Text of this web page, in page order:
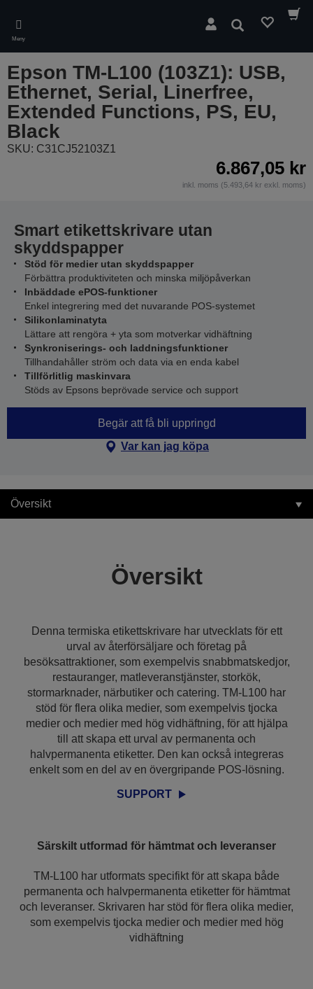
main
content
Meny
Sök
Epson TM-L100 (103Z1): USB,
Ethernet, Serial, Linerfree,
Extended Functions, PS, EU,
Black
SKU: C31CJ52103Z1
6.867,05 kr
inkl. moms (5.493,64 kr exkl. moms)
Smart etikettskrivare utan
skyddspapper
Stöd för medier utan skyddspapper
Förbättra produktiviteten och minska miljöpåverkan
Inbäddade ePOS-funktioner
Enkel integrering med det nuvarande POS-systemet
Silikonlaminatyta
Lättare att rengöra + yta som motverkar vidhäftning
Synkroniserings- och laddningsfunktioner
Tillhandahåller ström och data via en enda kabel
Tillförlitlig maskinvara
Stöds av Epsons beprövade service och support
Begär att få bli uppringd
Var kan jag köpa
Översikt
Översikt
Denna termiska etikettskrivare har utvecklats för ett
urval av återförsäljare och företag på
besöksattraktioner, som exempelvis snabbmatskedjor,
restauranger, matleveranstjänster, storkök,
stormarknader, närbutiker och catering. TM-L100 har
stöd för flera olika medier, som exempelvis tjocka
medier och medier med hög vidhäftning, för att hjälpa
till att skapa ett urval av permanenta och
halvpermanenta etiketter. Den kan också integreras
enkelt som en del av en övergripande POS-lösning.
SUPPORT
Särskilt utformad för hämtmat och leveranser
TM-L100 har utformats specifikt för att skapa både
permanenta och halvpermanenta etiketter för hämtmat
och leveranser. Skrivaren har stöd för flera olika medier,
som exempelvis tjocka medier och medier med hög
vidhäftning